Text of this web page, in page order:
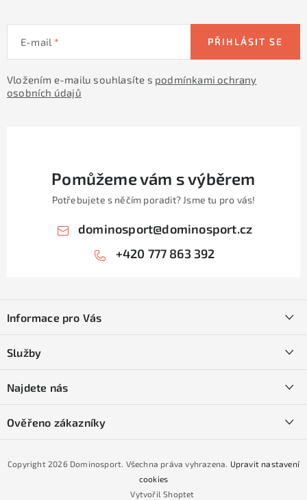
E-mail
Vložením e-mailu souhlasíte s podmínkami ochrany
osobních údajů
PŘIHLÁSIT SE
Pomůžeme vám s výběrem
Potřebujete s něčím poradit? Jsme tu pro vás!
dominosport@dominosport.cz
+420 777 863 392
pInformace pro Vás
Obchodní podmínky
Podmínky GDPR
Podmínky nákupu na splátky ESSOX
Služby
Naše prodejna
Najdete nás
Ověřeno zákazníky
Vytvořil Shoptet
Copyright 2026 Dominosport. Všechna práva vyhrazena. Upravit nastavení
cookies